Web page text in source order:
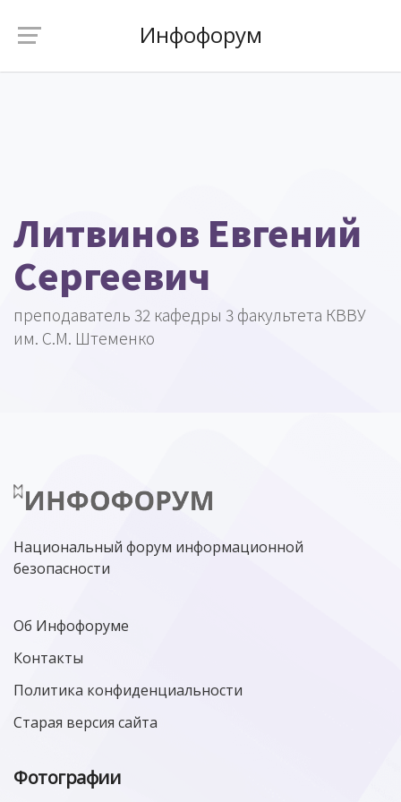
Инфофорум
Литвинов Евгений
Сергеевич
преподаватель 32 кафедры 3 факультета КВВУ
им. С.М. Штеменко
Национальный форум информационной
безопасности
Об Инфофоруме
Контакты
Политика конфиденциальности
Старая версия сайта
Фотографии